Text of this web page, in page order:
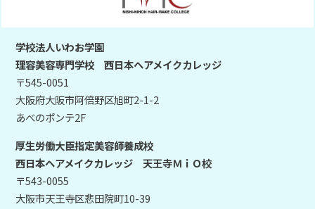
学校法人いわお学園
理容美容専門学校 西日本ヘアメイクカレッジ
〒545-0051
大阪府大阪市阿倍野区旭町2-1-2
あべのポンテ2F
厚生労働大臣指定美容師養成校
西日本ヘアメイクカレッジ 天王寺ＭｉＯ校
〒543-0055
大阪市天王寺区悲田院町10-39